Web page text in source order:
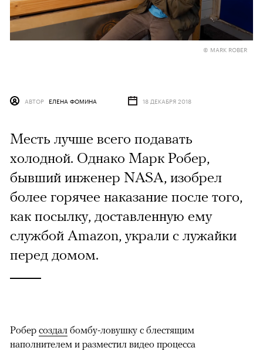
© MARK ROBER
АВТОР ЕЛЕНА ФОМИНА 18 ДЕКАБРЯ 2018
Месть лучше всего подавать
холодной. Однако Марк Робер,
бывший инженер NASA, изобрел
более горячее наказание после того,
как посылку, доставленную ему
службой Amazon, украли с лужайки
перед домом.
Робер создал бомбу-ловушку с блестящим
наполнителем и разместил видео процесса